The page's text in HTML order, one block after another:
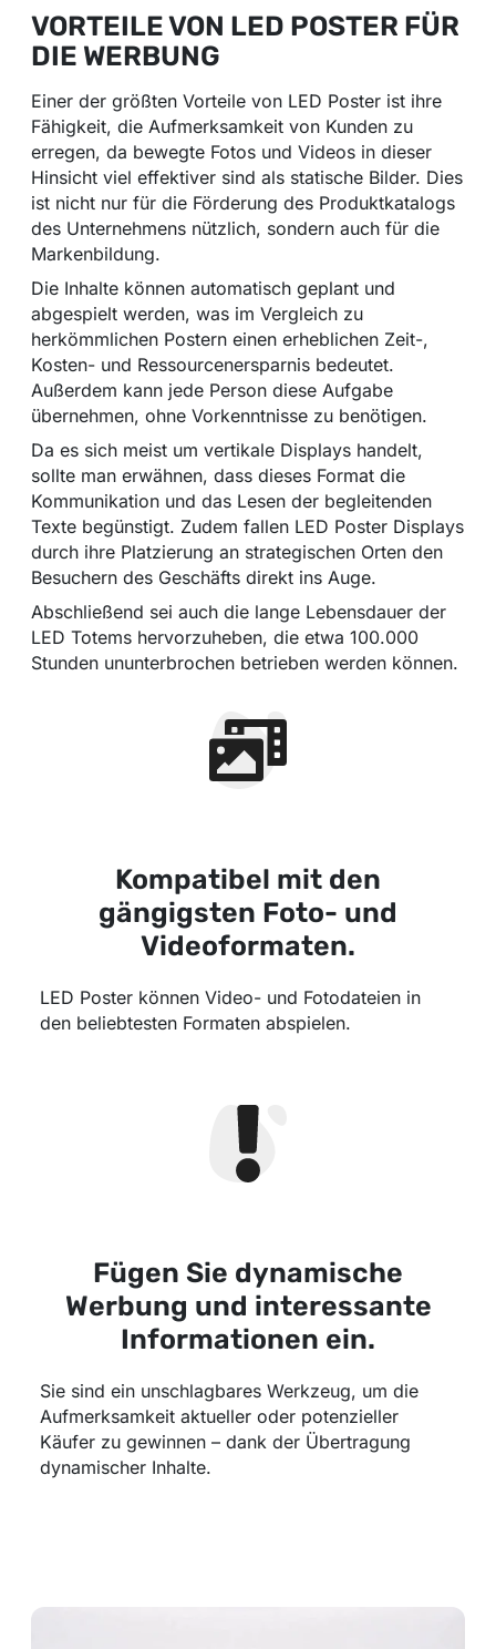
VORTEILE VON LED POSTER FÜR
DIE WERBUNG
Einer der größten Vorteile von LED Poster ist ihre
Fähigkeit, die Aufmerksamkeit von Kunden zu
erregen, da bewegte Fotos und Videos in dieser
Hinsicht viel effektiver sind als statische Bilder. Dies
ist nicht nur für die Förderung des Produktkatalogs
des Unternehmens nützlich, sondern auch für die
Markenbildung.
Die Inhalte können automatisch geplant und
abgespielt werden, was im Vergleich zu
herkömmlichen Postern einen erheblichen Zeit-,
Kosten- und Ressourcenersparnis bedeutet.
Außerdem kann jede Person diese Aufgabe
übernehmen, ohne Vorkenntnisse zu benötigen.
Da es sich meist um vertikale Displays handelt,
sollte man erwähnen, dass dieses Format die
Kommunikation und das Lesen der begleitenden
Texte begünstigt. Zudem fallen LED Poster Displays
durch ihre Platzierung an strategischen Orten den
Besuchern des Geschäfts direkt ins Auge.
Abschließend sei auch die lange Lebensdauer der
LED Totems hervorzuheben, die etwa 100.000
Stunden ununterbrochen betrieben werden können.
Kompatibel mit den
gängigsten Foto- und
Videoformaten.
LED Poster können Video- und Fotodateien in
den beliebtesten Formaten abspielen.
Fügen Sie dynamische
Werbung und interessante
Informationen ein.
Sie sind ein unschlagbares Werkzeug, um die
Aufmerksamkeit aktueller oder potenzieller
Käufer zu gewinnen – dank der Übertragung
dynamischer Inhalte.